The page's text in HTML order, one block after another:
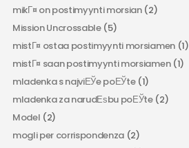
mikГ¤ on postimyynti morsian(2)
Mission Uncrossable(5)
mistГ¤ ostaa postimyynti morsiamen(1)
mistГ¤ saan postimyynti morsiamen(1)
mladenka s najviЕЎe poЕЎte(1)
mladenka za narudЕѕbu poЕЎte(2)
Model (2)
mogli per corrispondenza (2)